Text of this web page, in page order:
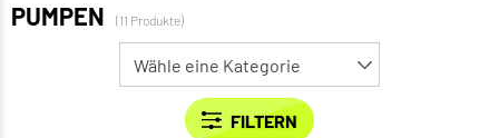
PUMPEN (11 Produkte)